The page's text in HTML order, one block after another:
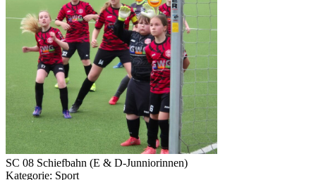
SC 08 Schiefbahn (E & D-Junniorinnen)
Kategorie: Sport